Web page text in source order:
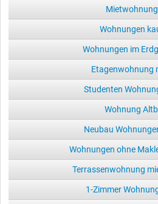
Wohnungen
Wohnungen im
Etagenwohnung
Studenten
Wohnung
Neubau
Wohnungen ohne
Terrassenwohnung
1-Zimmer